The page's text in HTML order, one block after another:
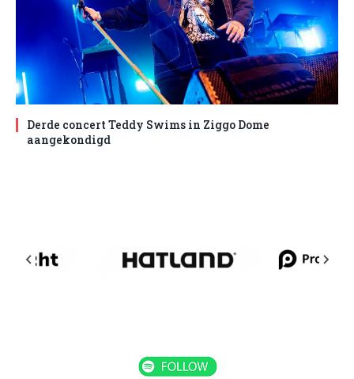
Derde concert Teddy Swims in Ziggo Dome
aangekondigd